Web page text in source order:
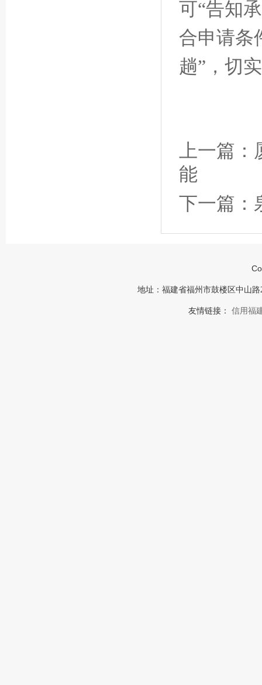
可“告知
合申请条
趟”，切
上一篇：
能
下一篇：
地址：福建省福州市鼓楼区中山
友情链接： 信用福